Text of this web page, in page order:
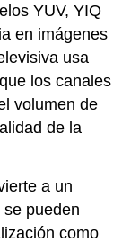
YUV, YIQ
en imágenes
usa
los canales
volumen de
de la
a un
pueden
como